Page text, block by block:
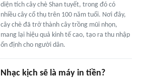
diện tích cây chè Shan tuyết, trong đó có
nhiều cây cổ thụ trên 100 năm tuổi. Nơi đây,
cây chè đã trở thành cây trồng mũi nhọn,
mang lại hiệu quả kinh tế cao, tạo ra thu nhập
ổn định cho người dân.
Nhạc kịch sẽ là máy in tiền?